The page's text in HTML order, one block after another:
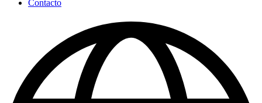
Contacto